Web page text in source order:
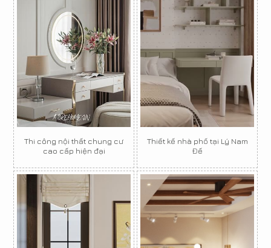
Thi công nội thất chung cư
cao cấp hiện đại
Thiết kế nhà phố tại Lý Nam
Đế